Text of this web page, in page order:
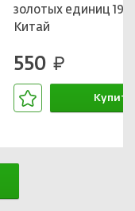
золотых единиц
Китай
550 руб.
Купить